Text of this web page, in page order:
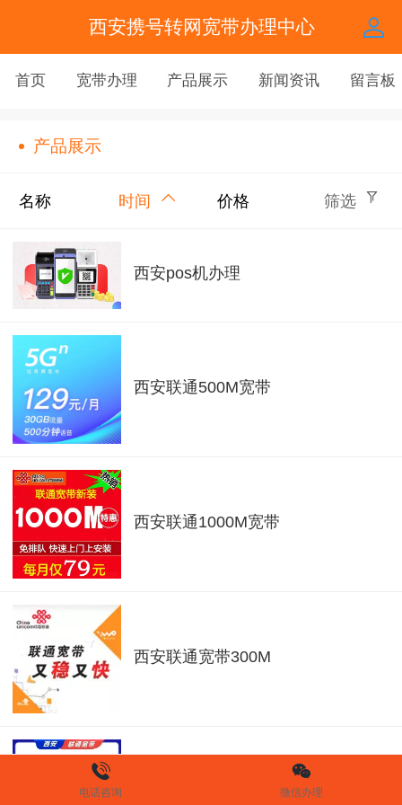
西安携号转网宽带办理中心
首页 宽带办理 产品展示 新闻资讯 留言板
产品展示
名称 时间 价格 筛选
西安pos机办理
西安联通500M宽带
西安联通1000M宽带
西安联通宽带300M
西安联通宽带携号转网资费
电话咨询 微信办理